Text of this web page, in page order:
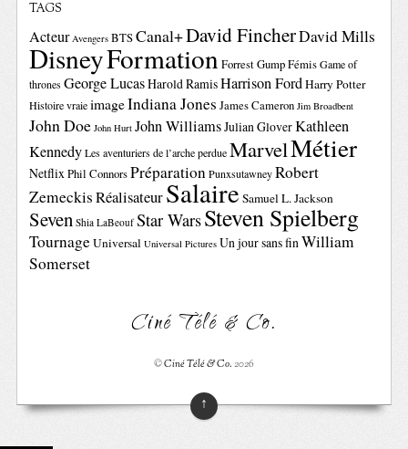
TAGS
Acteur Avengers BTSCanal+David FincherDavid Mills
DisneyFormationForrest GumpFémis Game of
thrones George LucasHarold RamisHarrison FordHarry Potter
Histoire vraie imageIndiana Jones James Cameron Jim Broadbent
John Doe John Hurt John WilliamsJulian GloverKathleen
Kennedy Les aventuriers de l’arche perdue MarvelMétier
NetflixPhil ConnorsPréparation Punxsutawney Robert
ZemeckisRéalisateurSalaire Samuel L. Jackson
Seven Shia LaBeouf Star WarsSteven Spielberg
TournageUniversal Universal Pictures Un jour sans finWilliam
Somerset
Ciné Télé & Co.
©Ciné Télé & Co.2026
↑